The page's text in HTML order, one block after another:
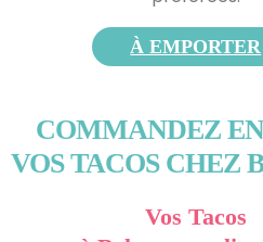
À EMPORTER
COMMANDEZ
VOS TACOS CHEZ
Vos Tacos